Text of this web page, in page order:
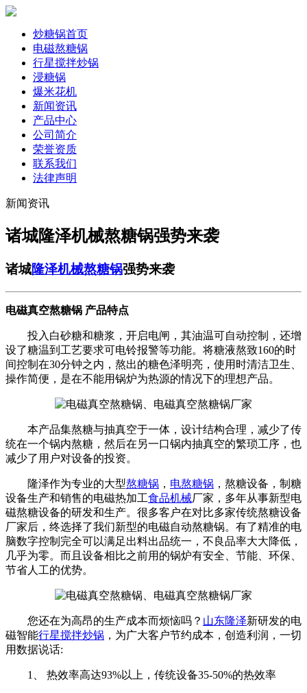
炒糖锅首页
电磁熬糖锅
行星搅拌炒锅
浸糖锅
爆米花机
新闻资讯
产品中心
公司简介
荣誉资质
联系我们
法律声明
新闻资讯
诸城隆泽机械熬糖锅强势来袭
诸城隆泽机械熬糖锅强势来袭
电磁真空熬糖锅 产品特点
投入白砂糖和糖浆，开启电闸，其油温可自动控制，还增
设了糖温到工艺要求可电铃报警等功能。将糖液熬致160的时
间控制在30分钟之内，熬出的糖色泽明亮，使用时清洁卫生、
操作简便，是在不能用锅炉为热源的情况下的理想产品。
本产品集熬糖与抽真空于一体，设计结构合理，减少了传
统在一个锅内熬糖，然后在另一口锅内抽真空的繁琐工序，也
减少了用户对设备的投资。
隆泽作为专业的大型熬糖锅 ， 电熬糖锅 ，熬糖设备，制糖
设备生产和销售的电磁热加工食品机械厂家，多年从事新型电
磁熬糖设备的研发和生产。很多客户在对比多家传统熬糖设备
厂家后，终选择了我们新型的电磁自动熬糖锅。有了精准的电
脑数字控制完全可以满足出料出品统一，不良品率大大降低，
几乎为零。而且设备相比之前用的锅炉有安全、节能、环保、
节省人工的优势。
您还在为高昂的生产成本而烦恼吗？ 山东隆泽新研发的电
磁智能行星搅拌炒锅 ，为广大客户节约成本，创造利润，一切
用数据说话:
1、 热效率高达93%以上，传统设备35-50%的热效率